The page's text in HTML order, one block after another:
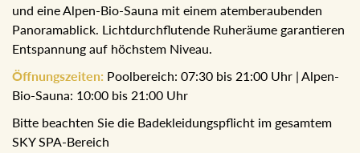
Außenbecken und eine Alpen-Bio-Sauna mit einem
atemberaubenden Panoramablick. Lichtdurchflutende
Ruheräume garantieren Entspannung auf höchstem
Niveau.
Öffnungszeiten: Poolbereich: 07:30 bis 21:00 Uhr | Alpen-
Bitte beachten Sie die Badekleidungspflicht im gesamtem